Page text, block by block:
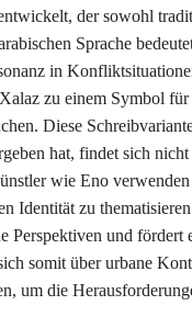
der sowohl
Sprache
in
zu einem Symbol für
Diese
hat, findet sich
wie Eno
Identität zu
Perspektiven und fördert
somit über urbane
um die